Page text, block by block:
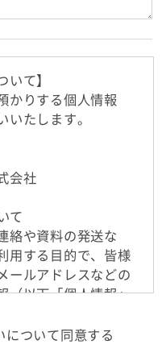
て】
かりする個人情報
たします。
会社
て
絡や資料の発送な
用する目的で、皆様
ールアドレスなどの
（以下「個人情報」
の就労可否の確認に
留および就労資格を
ついて同意する